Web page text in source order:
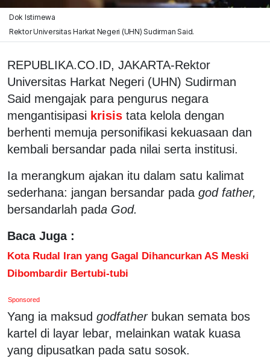
Dok Istimewa
Rektor Universitas Harkat Negeri (UHN) Sudirman Said.
REPUBLIKA.CO.ID, JAKARTA-Rektor
Universitas Harkat Negeri (UHN) Sudirman
Said mengajak para pengurus negara
mengantisipasi krisis tata kelola dengan
berhenti memuja personifikasi kekuasaan dan
kembali bersandar pada nilai serta institusi.
Ia merangkum ajakan itu dalam satu kalimat
sederhana: jangan bersandar pada god father,
bersandarlah pada God.
Baca Juga :
Kota Rudal Iran yang Gagal Dihancurkan AS Meski
Dibombardir Bertubi-tubi
Sponsored
Yang ia maksud godfatherbukan semata bos
kartel di layar lebar, melainkan watak kuasa
yang dipusatkan pada satu sosok.